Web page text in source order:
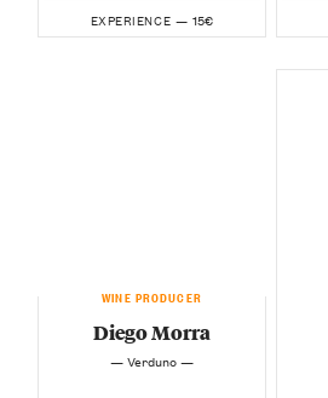
EXPERIENCE — 15€
WINE PRODUCER
Diego Morra
— Verduno —